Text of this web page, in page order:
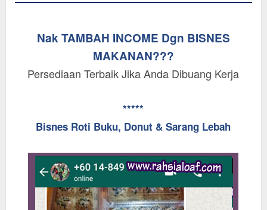
Nak TAMBAH INCOME Dgn BISNES
MAKANAN???
Persediaan Terbaik Jika Anda Dibuang Kerja
*****
Bisnes Roti Buku, Donut & Sarang Lebah